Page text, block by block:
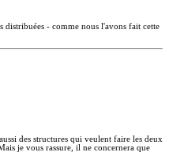
distribuées - comme nous l'avons fait cette
des structures qui veulent faire les deux
je vous rassure, il ne concernera que